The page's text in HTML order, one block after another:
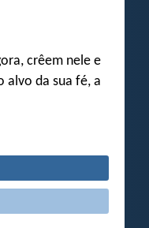
crêem nele e
alvo da sua fé, a